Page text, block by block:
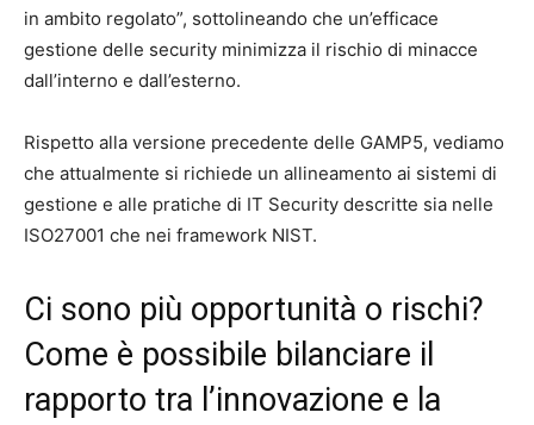
in ambito regolato”, sottolineando che un’efficace
gestione delle security minimizza il rischio di minacce
dall’interno e dall’esterno.
Rispetto alla versione precedente delle GAMP5, vediamo
che attualmente si richiede un allineamento ai sistemi di
gestione e alle pratiche di IT Security descritte sia nelle
ISO27001 che nei framework NIST.
Ci sono più opportunità o rischi?
Come è possibile bilanciare il
rapporto tra l’innovazione e la